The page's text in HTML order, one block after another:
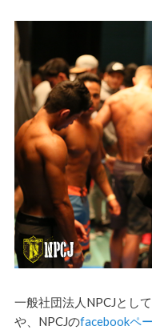
一般社団法人NPCJとし
や、NPCJのfacebookペ